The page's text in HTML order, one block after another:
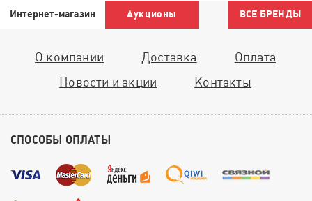
Интернет-магазин Аукционы ВСЕ БРЕНДЫ
О компании Доставка
Оплата
Новости и акции
Контакты
СПОСОБЫ ОПЛАТЫ